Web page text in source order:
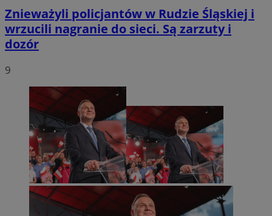
Znieważyli policjantów w Rudzie Śląskiej i
wrzucili nagranie do sieci. Są zarzuty i
dozór
9